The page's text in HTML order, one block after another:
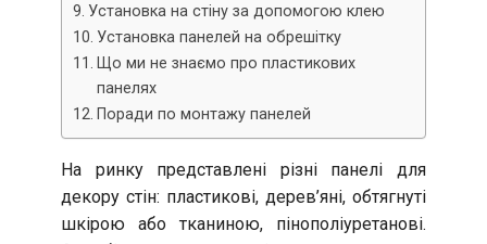
Установка на стіну за допомогою клею
Установка панелей на обрешітку
Що ми не знаємо про пластикових
панелях
Поради по монтажу панелей
На ринку представлені різні панелі для
декору стін: пластикові, дерев’яні, обтягнуті
шкірою або тканиною, пінополіуретанові.